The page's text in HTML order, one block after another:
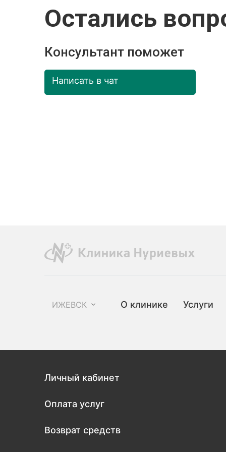
Остались
Консультант поможет
Написать в чат
ИЖЕВСК О клинике Услуги
Личный кабинет
Оплата услуг
Возврат средств